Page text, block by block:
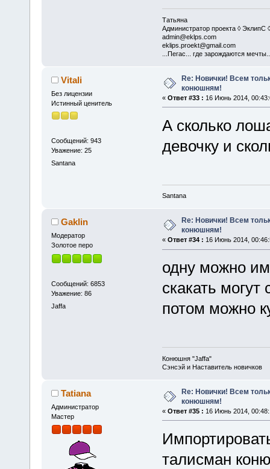
Татьяна
Администратор проекта ◊ ЭклипС ◊
admin@eklps.com
eklips.proekt@gmail.com
...Пегас... где зарождаются
Vitali
Без лицензии
Истинный ценитель
Сообщений: 943
Уважение: 25
Santana
Re: Новички! Всем
конюшням!
« Ответ #33 : 16 Июнь 2014,
А сколько
девочку и
Santana
Gaklin
Модератор
Золотое перо
Сообщений: 6853
Уважение: 86
Jaffa
Re: Новички! Всем
конюшням!
« Ответ #34 : 16 Июнь 2014,
одну можно
скакать могут
потом можно
Конюшня "Jaffa"
Сэнсэй и Наставитель новичков
Tatiana
Администратор
Мастер
Re: Новички! Всем
конюшням!
« Ответ #35 : 16 Июнь 2014,
талисман